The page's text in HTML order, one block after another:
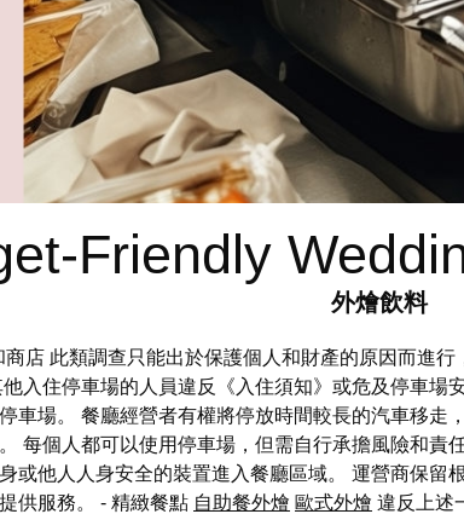
Friendly
外燴飲料
店 此類調查只能出於保護個人和財產的原因而進
入住停車場的人員違反《入住須知》或危及停車
車場。 餐廳經營者有權將停放時間較長的汽車移
每個人都可以使用停車場，但需自行承擔風險和
或他人人身安全的裝置進入餐廳區域。 運營商保
供服務。 - 精緻餐點 自助餐外燴 歐式外燴 違反上述